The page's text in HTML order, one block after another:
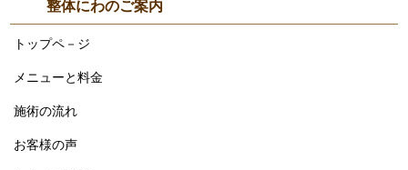
整体にわのご案内
トップペ－ジ
メニューと料金
施術の流れ
お客様の声